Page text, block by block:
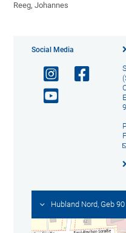
Reeg, Johannes
Social Media
Hubland Nord, Geb 90